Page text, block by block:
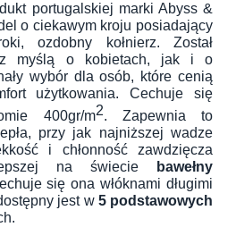
portugalskiej marki Abyss &
o ciekawym kroju posiadający
ozdobny kołnierz. Został
z myślą o kobietach, jak i o
wybór dla osób, które cenią
użytkowania. Cechuje się
400gr/m2. Zapewnia to
przy jak najniższej wadze
i chłonność zawdzięcza
na świecie
bawełny
się ona włóknami długimi
jest w 5 podstawowych